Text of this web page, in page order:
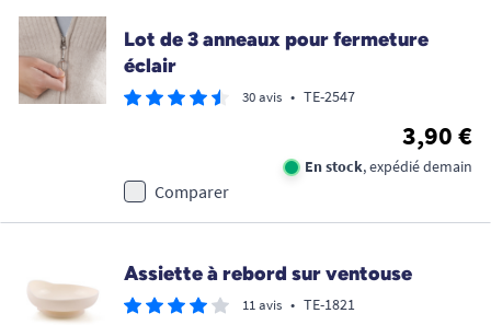
Lot de 3 anneaux pour fermeture
éclair
30 avis • TE-2547
3,90 €
En stock, expédié demain
Comparer
Assiette à rebord sur ventouse
11 avis • TE-1821